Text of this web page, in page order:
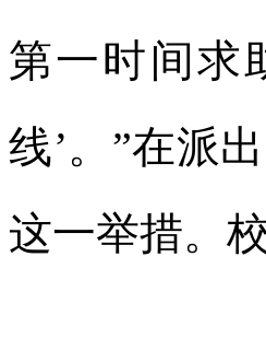
第一时间求
线’。”在派
这一举措。